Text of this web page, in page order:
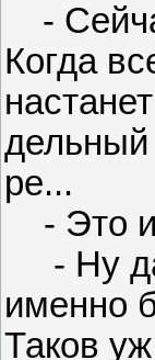
-
Когда
ре...
- Это и
- Ну
именно
Таков